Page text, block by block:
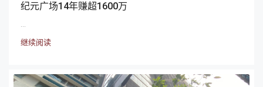
纪元广场14年赚超1600万
...
继续阅读